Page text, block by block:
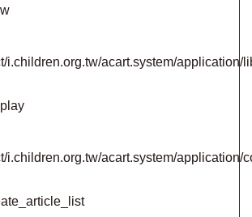
i.children.org.tw/acart.system/application/
i.children.org.tw/acart.system/application/